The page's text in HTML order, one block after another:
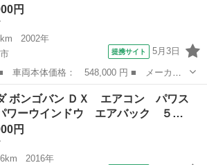
円
2002年
提携サイト 5月3日
ボンゴバン ■ グレード名： ＤＸ エ
ウインドウ エアバック ＥＴＣ ■ 排気
ボンゴ
ボンゴバン ＤＸ エアコン パワス
ワーウインドウ エアバック ５…
円
2016年